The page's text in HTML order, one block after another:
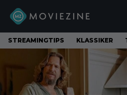
STREAMINGTIPS KLASSIKER